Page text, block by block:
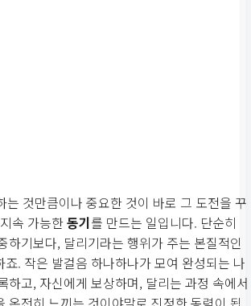
것만큼이나 중요한 것이 바로 그 도전을 꾸
속 가능한동기를 만드는 일입니다. 단순히
하기보다, 달리기라는 행위가 주는 본질적인
. 작은 발걸음 하나하나가 모여 완성되는 나
하고, 자신에게 보상하며, 달리는 과정 속에서